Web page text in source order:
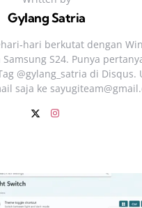
Gylang Satria
berkutat dengan
S24. Punya
@gylang_satria di Disqus.
saja ke